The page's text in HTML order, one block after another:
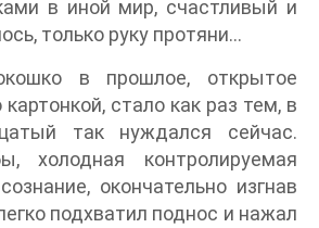
в иной мир, счастливый и
только руку протяни…
в прошлое, открытое
стало как раз тем, в
так нуждался сейчас.
холодная контролируемая
окончательно изгнав
подхватил поднос и нажал